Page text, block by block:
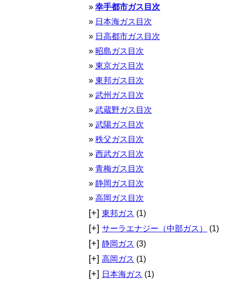
幸手都市ガス目次
日本海ガス目次
日高都市ガス目次
昭島ガス目次
東京ガス目次
東邦ガス目次
武州ガス目次
武蔵野ガス目次
武陽ガス目次
秩父ガス目次
西武ガス目次
青梅ガス目次
静岡ガス目次
高岡ガス目次
[+] 東邦ガス (1)
[+] サーラエナジー（中部ガス） (1)
[+] 静岡ガス (3)
[+] 高岡ガス (1)
[+] 日本海ガス (1)